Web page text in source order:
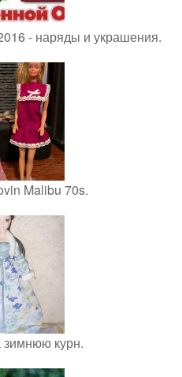
- наряды и украшения.
Malibu 70s.
зимнюю курн.